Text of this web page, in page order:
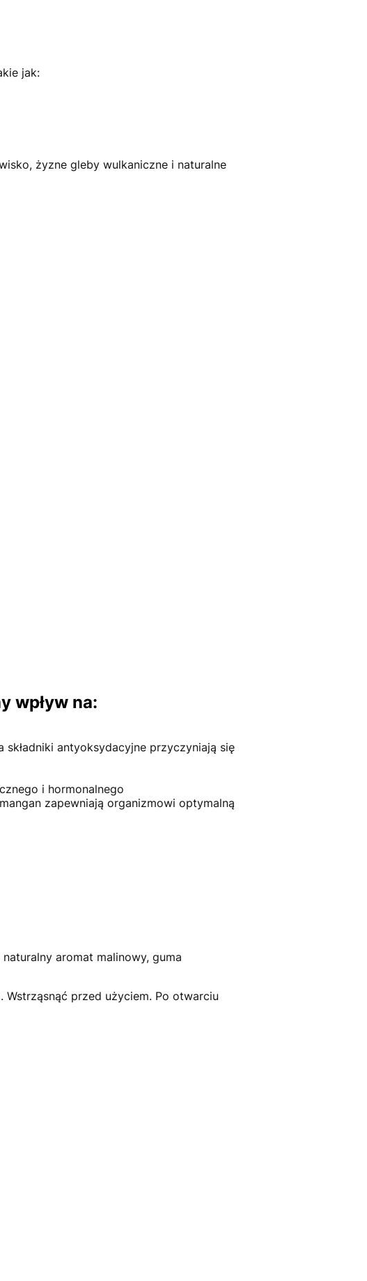
jak:
żyzne gleby wulkaniczne i naturalne
wpływ na:
antyoksydacyjne przyczyniają się
i hormonalnego
zapewniają organizmowi optymalną
aromat malinowy, guma
Wstrząsnąć przed użyciem. Po otwarciu